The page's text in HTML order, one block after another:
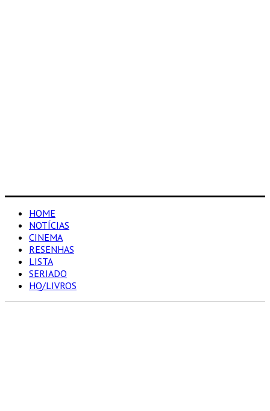
HOME
NOTÍCIAS
CINEMA
RESENHAS
LISTA
SERIADO
HQ/LIVROS